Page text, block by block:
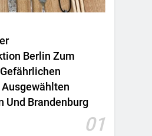
Berlin Zum
Und Brandenburg
01